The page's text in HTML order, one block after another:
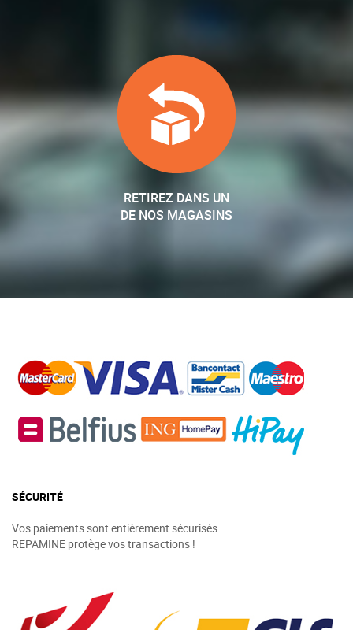
RETIREZ DANS UN
DE NOS MAGASINS
SÉCURITÉ
Vos paiements sont entièrement sécurisés.
REPAMINE protège vos transactions !